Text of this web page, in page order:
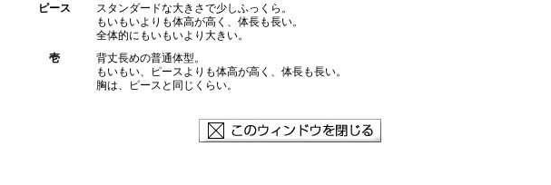
ピース
スタンダードな大きさで少しふっくら。
もいもいよりも体高が高く、体長も長い。
全体的にもいもいより大きい。
壱
背丈長めの普通体型。
もいもい、ピースよりも体高が高く、体長も長い。
胸は、ピースと同じくらい。